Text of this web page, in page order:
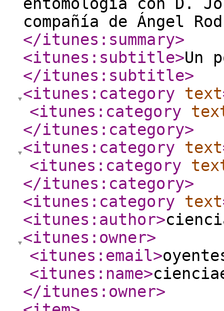
compañía de Ángel
</itunes:summary>
<itunes:subtitle>Un
</itunes:subtitle>
<itunes:category
text
<itunes:category
</itunes:category>
<itunes:category
text
<itunes:category
</itunes:category>
<itunes:category
text
<itunes:author>
<itunes:owner>
<itunes:email>
<itunes:name>
</itunes:owner>